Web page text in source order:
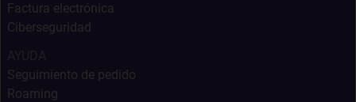
Factura electrónica
Ciberseguridad
Seguimiento de pedido
Roaming